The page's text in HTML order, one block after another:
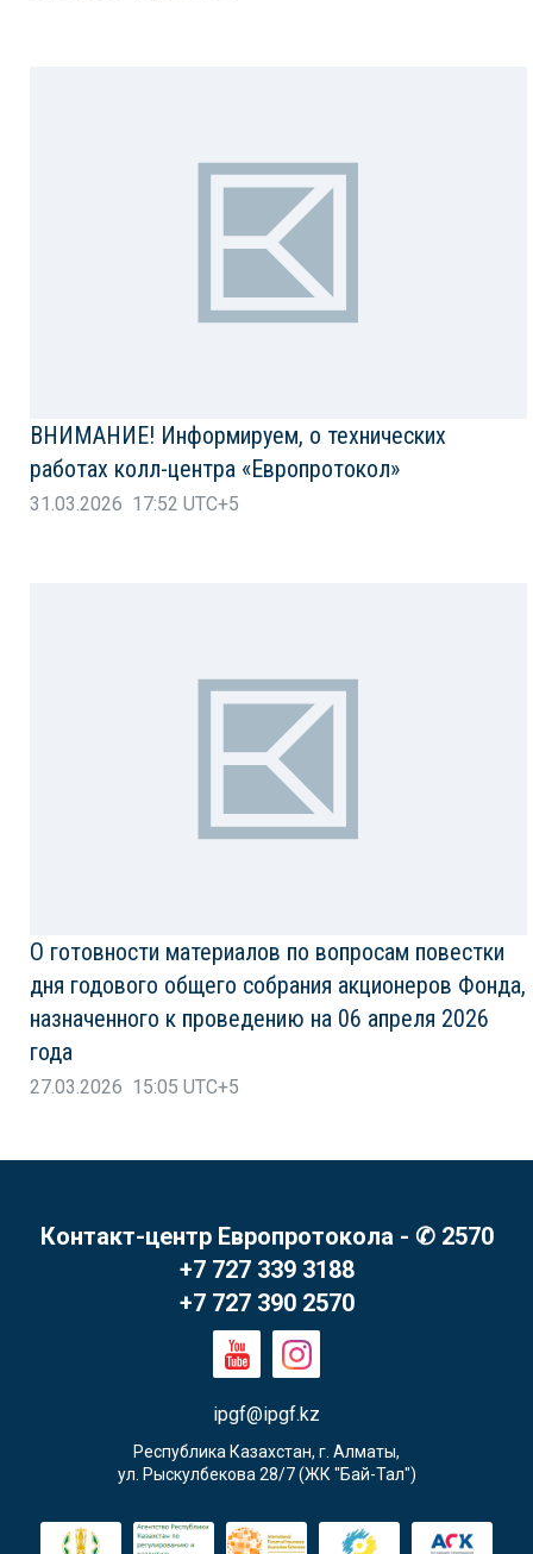
ВНИМАНИЕ! Информируем, о технических
работах колл-центра «Европротокол»
31.03.2026 17:52 UTC+5
О готовности материалов по вопросам повестки
дня годового общего собрания акционеров Фонда,
назначенного к проведению на 06 апреля 2026
года
27.03.2026 15:05 UTC+5
Контакт-центр Европротокола - ✆ 2570
+7 727 339 3188
+7 727 390 2570
ipgf@ipgf.kz
Республика Казахстан, г. Алматы,
ул. Рыскулбекова 28/7 (ЖК "Бай-Тал")